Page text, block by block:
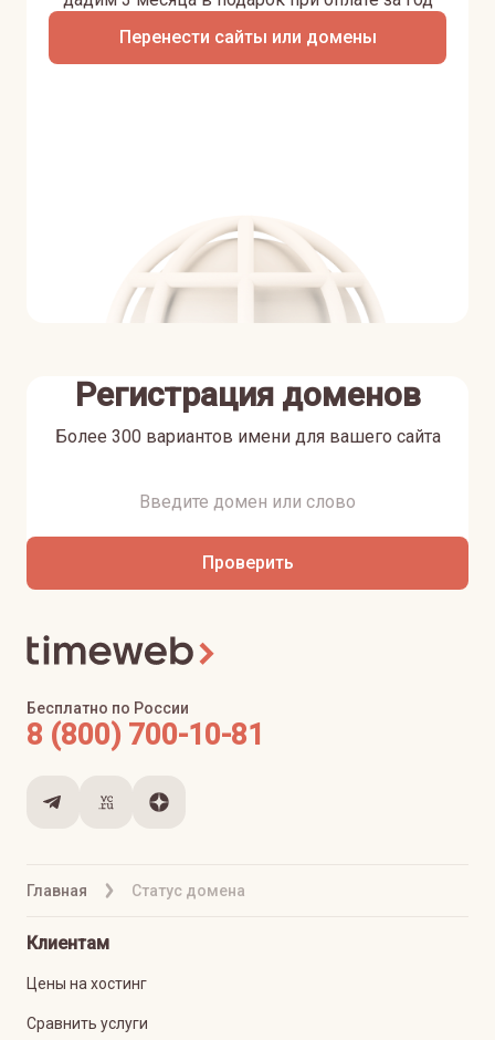
Перенести сайты или домены
Регистрация доменов
Более 300 вариантов имени для вашего сайта
Проверить
Главная Статус домена
Бесплатно по России
8 (800) 700-10-81
Клиентам
Цены на хостинг
Сравнить услуги